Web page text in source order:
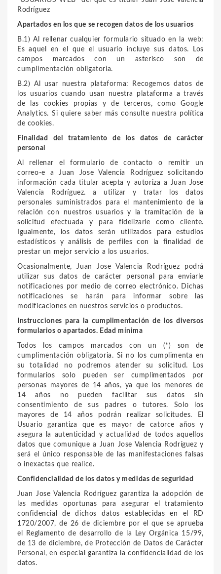
Rodríguez
Apartados en los que se recogen datos de los usuarios
B.1) Al rellenar cualquier formulario situado en la web:
Es aquel en el que el usuario incluye sus datos. Los
campos marcados con un asterisco son de
cumplimentación obligatoria.
B.2) Al usar nuestra plataforma: Recogemos datos de
los usuarios cuando usan nuestra plataforma a través
de las cookies propias y de terceros, como Google
Analytics. Si quiere saber más consulte nuestra política
de cookies.
Finalidad del tratamiento de los datos de carácter
personal
Al rellenar el formulario de contacto o remitir un
correo-e aJuan Jose Valencia Rodríguez solicitando
información cada titular acepta y autoriza a Juan Jose
Valencia Rodríguez. a utilizar y tratar los datos
personales suministrados para el mantenimiento de la
relación con nuestros usuarios y la tramitación de la
solicitud efectuada y para fidelizarle como cliente.
Igualmente, los datos serán utilizados para estudios
estadísticos y análisis de perfiles con la finalidad de
prestar un mejor servicio a los usuarios.
Ocasionalmente,Juan Jose Valencia Rodríguez podrá
utilizar sus datos de carácter personal para enviarle
notificaciones por medio de correo electrónico. Dichas
notificaciones se harán para informar sobre las
modificaciones en nuestros servicios o productos.
Instrucciones para la cumplimentación de los diversos
formularios o apartados. Edad mínima
Todos los campos marcados con un (*) son de
cumplimentación obligatoria. Si no los cumplimenta en
su totalidad no podremos atender su solicitud. Los
formularios solo pueden ser cumplimentados por
personas mayores de 14 años, ya que los menores de
14 años no pueden facilitar sus datos sin
consentimiento de sus padres o tutores. Solo los
mayores de 14 años podrán realizar solicitudes. El
Usuario garantiza que es mayor de catorce años y
asegura la autenticidad y actualidad de todos aquellos
datos que comunique a Juan Jose Valencia Rodríguez y
será el único responsable de las manifestaciones falsas
o inexactas que realice.
Confidencialidad de los datos y medidas de seguridad
Juan Jose Valencia Rodríguez garantiza la adopción de
las medidas oportunas para asegurar el tratamiento
confidencial de dichos datos establecidas en el RD
1720/2007, de 26 de diciembre por el que se aprueba
el Reglamento de desarrollo de la Ley Orgánica 15/99,
de 13 de diciembre, de Protección de Datos de Carácter
Personal, en especial garantiza la confidencialidad de los
datos.